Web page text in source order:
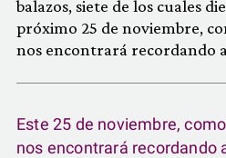
balazos, siete de los cuales
próximo 25 de noviembre,
nos encontrará recordando
Este 25 de noviembre,
nos encontrará recordando